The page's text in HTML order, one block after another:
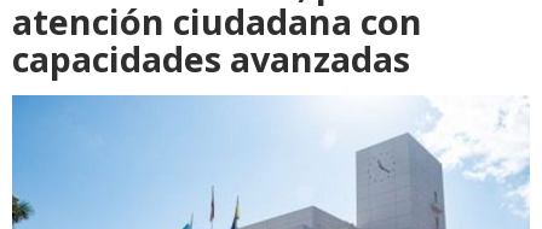
atención ciudadana con
capacidades avanzadas